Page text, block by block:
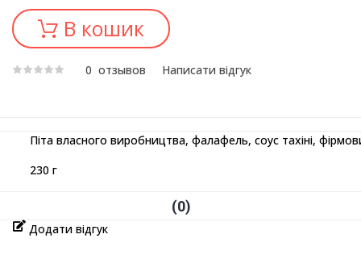
В кошик
0 отзывов Написати відгук
Піта власного виробництва, фалафель, соус тахіні,
230 г
0
Додати відгук